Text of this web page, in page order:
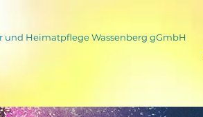
und Heimatpflege Wassenberg gGmbH